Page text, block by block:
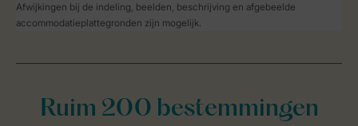
Afwijkingen bij de indeling, beelden, beschrijving en afgebeelde
accommodatieplattegronden zijn mogelijk.
Ruim 200 bestemmingen